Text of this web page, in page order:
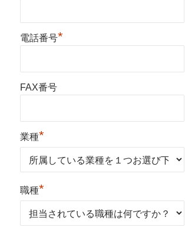
電話番号*
FAX番号
業種*
職種*